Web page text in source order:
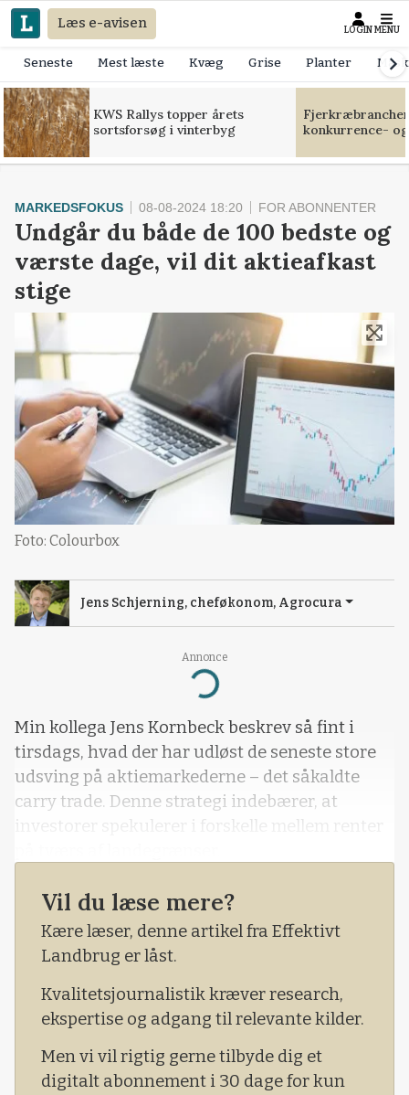
Læs e-avisen LOGIN MENU
Seneste Mest læste Kvæg Grise Planter
KWS Rallys topper årets
sortsforsøg i vinterbyg
konkurrence-
Annonce
Loading...
MARKEDSFOKUS 08-08-2024 18:20 FOR ABONNENTER
Undgår du både de 100 bedste og
værste dage, vil dit aktieafkast
stige
Foto: Colourbox
Jens Schjerning, cheføkonom, Agrocura
Min kollega Jens Kornbeck beskrev så fint i
tirsdags, hvad der har udløst de seneste store
udsving på aktiemarkederne – det såkaldte
carry trade. Denne strategi indebærer, at
investorer spekulerer i forskelle mellem renter
Men som altid, når der opstår et større chok i
markedet, kan det ramme din position hårdt.
Det betyder, at du enten skal stille større
sikkerheder for dine positioner eller lukke dem
helt ned. Det var præcis, hvad der skete i
mandags.
Vil du læse mere?
Kære læser, denne artikel fra Effektivt
Landbrug er låst.
Kvalitetsjournalistik kræver research,
ekspertise og adgang til relevante kilder.
Men vi vil rigtig gerne tilbyde dig et
digitalt abonnement i 30 dage for kun